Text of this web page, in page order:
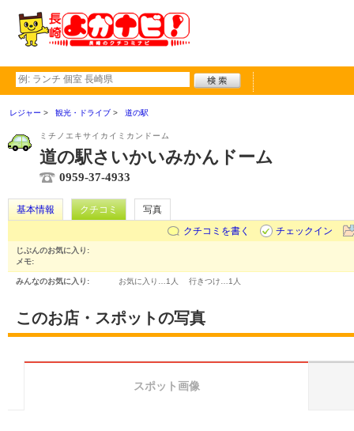
レジャー 観光・ドライブ 道の駅
ミチノエキサイカイミカンドーム
道の駅さいかいみかんドーム
0959-37-4933
基本情報 クチコミ
写真
クチコミを書く
チェックイン
じぶんのお気に入り:
メモ:
みんなのお気に入り: お気に入り… 1人 行きつけ… 1人
このお店・スポットの写真
スポット画像